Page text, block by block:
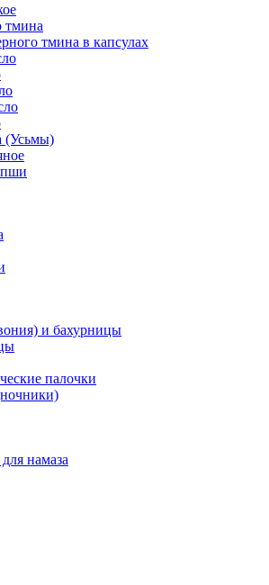
тмина
тмина в капсулах
(Усьмы)
и бахурницы
палочки
намаза